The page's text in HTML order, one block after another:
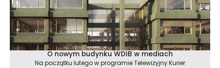
O nowym budynku WDIB w mediach
Na początku lutego w programie Telewizyjny Kurier